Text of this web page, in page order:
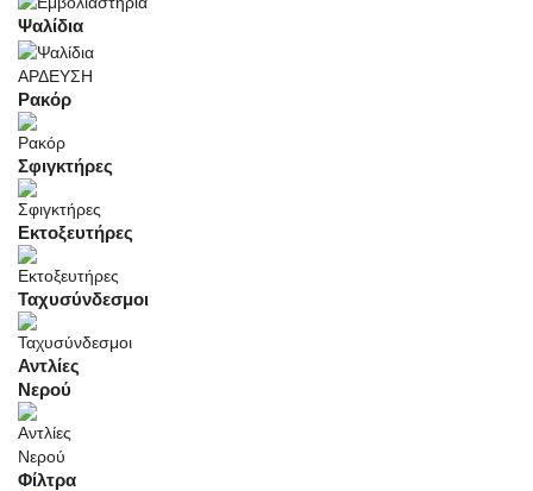
Ψαλίδια
ΑΡΔΕΥΣΗ
Ρακόρ
Σφιγκτήρες
Εκτοξευτήρες
Ταχυσύνδεσμοι
Αντλίες
Νερού
Φίλτρα